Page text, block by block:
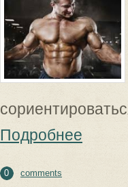
Подробнее
0 comments